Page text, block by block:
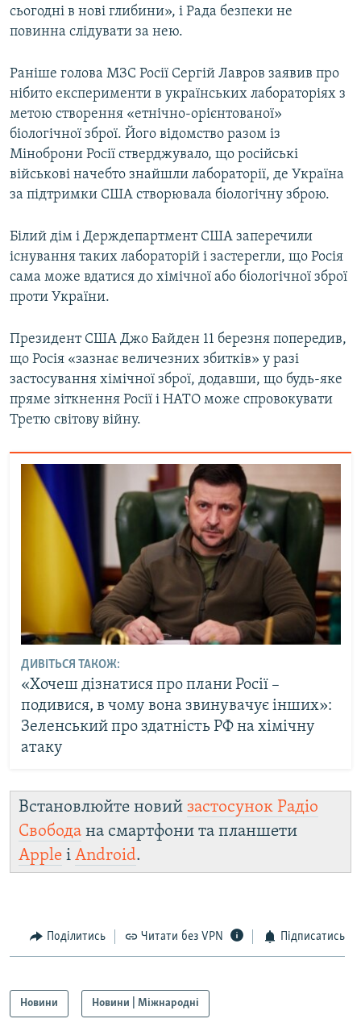
сьогодні в нові глибини», і Рада безпеки не
повинна слідувати за нею.
Раніше голова МЗС Росії Сергій Лавров заявив про
нібито експерименти в українських лабораторіях з
метою створення «етнічно-орієнтованої»
біологічної зброї. Його відомство разом із
Міноброни Росії стверджувало, що російські
військові начебто знайшли лабораторії, де Україна
за підтримки США створювала біологічну зброю.
Білий дім і Держдепартмент США заперечили
існування таких лабораторій і застерегли, що Росія
сама може вдатися до хімічної або біологічної зброї
проти України.
Президент США Джо Байден 11 березня попередив,
що Росія «зазнає величезних збитків» у разі
застосування хімічної зброї, додавши, що будь-яке
пряме зіткнення Росії і НАТО може спровокувати
Третю світову війну.
ДИВІТЬСЯ ТАКОЖ:
«Хочеш дізнатися про плани Росії –
подивися, в чому вона звинувачує інших»:
Зеленський про здатність РФ на хімічну
атаку
Встановлюйте новий застосунок Радіо
Свобода на смартфони та планшети
Apple і Android.
Поділитись Читати без VPN Підписатись
Новини Новини | Міжнародні